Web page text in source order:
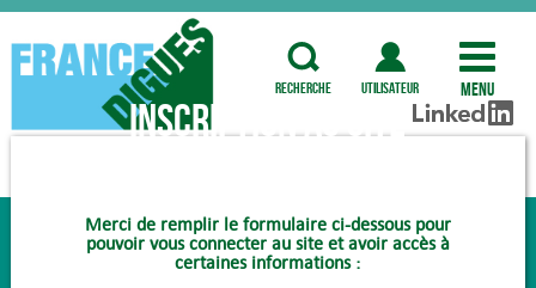
recherche utilisateur Menu
Inscription au site
Merci de remplir le formulaire ci-dessous pour
pouvoir vous connecter au site et avoir accès à
certaines informations :